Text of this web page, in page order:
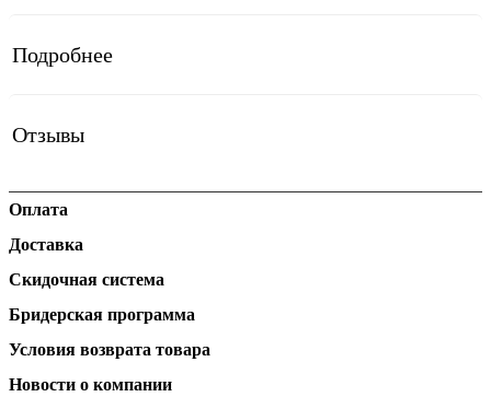
Подробнее
Отзывы
Оплата
Доставка
Скидочная система
Бридерская программа
Условия возврата товара
Новости о компании